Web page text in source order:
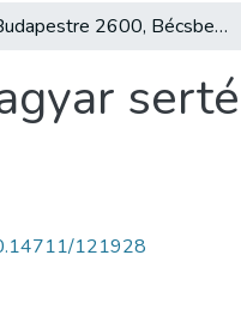
Budapestre 2600, Bécsbe 6000 magyar sertést hajtanak fel hetenkint
121928